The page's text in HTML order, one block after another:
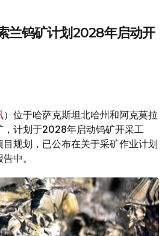
兰钨矿计划2028年启动开
）位于哈萨克斯坦北哈州和阿克莫拉
，计划于2028年启动钨矿开采工
规划，已公布在关于采矿作业计划
中。